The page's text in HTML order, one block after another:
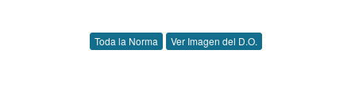
Toda la Norma Ver Imagen del D.O.